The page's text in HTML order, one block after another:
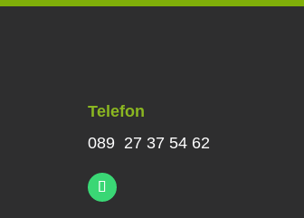
Telefon
089 27 37 54 62